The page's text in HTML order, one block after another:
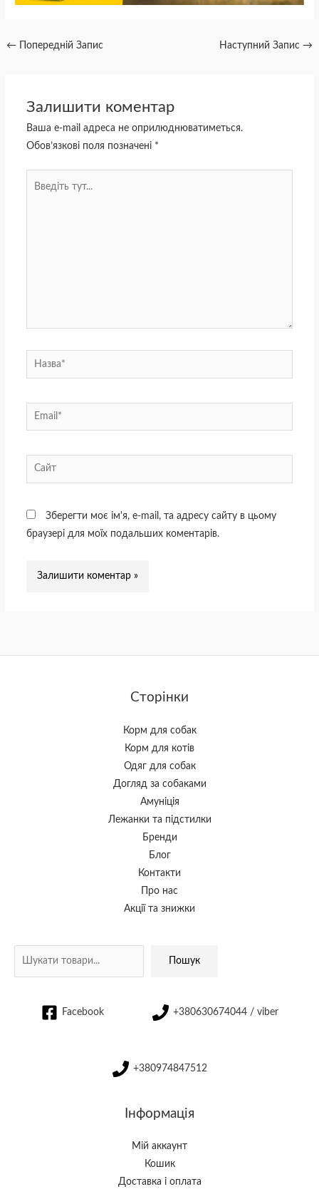
← Попередній Запис Наступний Запис →
Залишити коментар
Ваша e-mail адреса не оприлюднюватиметься.
Обов’язкові поля позначені *
Назва*
Email*
Сайт
Зберегти моє ім'я, e-mail, та адресу сайту в цьому
браузері для моїх подальших коментарів.
Сторінки
Корм для собак
Корм для котів
Одяг для собак
Догляд за собаками
Амуніція
Лежанки та підстилки
Бренди
Блог
Контакти
Про нас
Акції та знижки
Пошук
Facebook +380630674044 / viber
+380974847512
Інформація
Мій аккаунт
Кошик
Доставка і оплата